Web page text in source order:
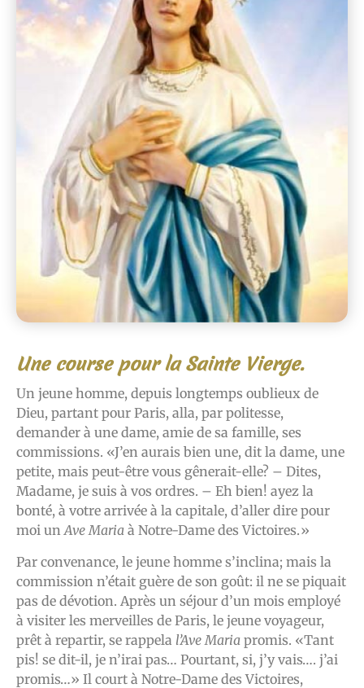
Une course pour la Sainte Vierge.
Un jeune homme, depuis longtemps oublieux de
Dieu, partant pour Paris, alla, par politesse,
demander à une dame, amie de sa famille, ses
commissions. «J’en aurais bien une, dit la dame, une
petite, mais peut-être vous gênerait-elle? – Dites,
Madame, je suis à vos ordres. – Eh bien! ayez la
bonté, à votre arrivée à la capitale, d’aller dire pour
moi unAve Maria à Notre-Dame des Victoires.»
Par convenance, le jeune homme s’inclina; mais la
commission n’était guère de son goût: il ne se piquait
pas de dévotion. Après un séjour d’un mois employé
à visiter les merveilles de Paris, le jeune voyageur,
prêt à repartir, se rappela l’Ave Maria promis. «Tant
pis! se dit-il, je n’irai pas… Pourtant, si, j’y vais…. j’ai
promis…» Il court à Notre-Dame des Victoires,